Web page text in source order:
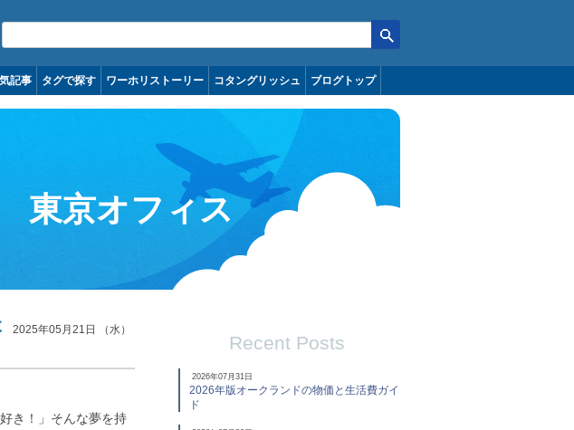
ンツへ移動
記事 タグで探す ワーホリストーリー コタングリッシュ ブログトップ
東京オフィス
2025年05月21日 （水）
き！」そんな夢を持
Recent Posts
2026年07月31日
2026年版オークランドの物価と生活費ガイ
ド